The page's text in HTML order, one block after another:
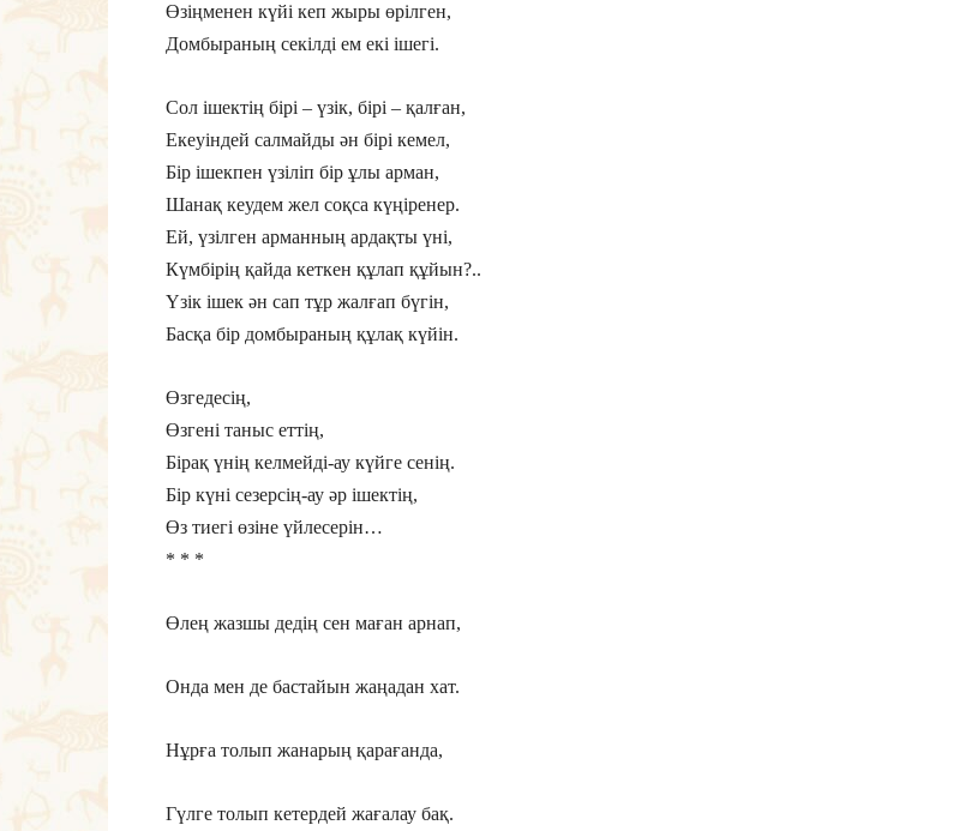
Өзіңменен күйі кеп жыры өрілген,
Домбыраның секілді ем екі ішегі.
Сол ішектің бірі – үзік, бірі – қалған,
Екеуіндей салмайды ән бірі кемел,
Бір ішекпен үзіліп бір ұлы арман,
Шанақ кеудем жел соқса күңіренер.
Ей, үзілген арманның ардақты үні,
Күмбірің қайда кеткен құлап құйын?..
Үзік ішек ән сап тұр жалғап бүгін,
Басқа бір домбыраның құлақ күйін.
Өзгедесің,
Өзгені таныс еттің,
Бірақ үнің келмейді-ау күйге сенің.
Бір күні сезерсің-ау әр ішектің,
Өз тиегі өзіне үйлесерін…
* * *
Өлең жазшы дедің сен маған арнап,
Онда мен де бастайын жаңадан хат.
Нұрға толып жанарың қарағанда,
Гүлге толып кетердей жағалау бақ.